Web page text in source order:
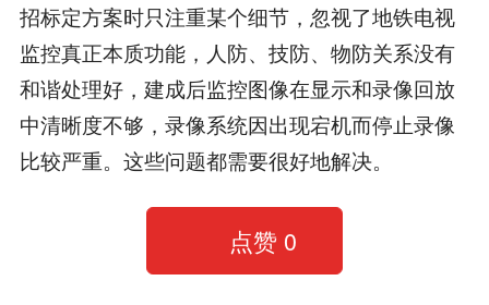
招标定方案时只注重某个细节，忽视了地铁电视
监控真正本质功能，人防、技防、物防关系没有
和谐处理好，建成后监控图像在显示和录像回放
中清晰度不够，录像系统因出现宕机而停止录像
比较严重。这些问题都需要很好地解决。
点赞 0